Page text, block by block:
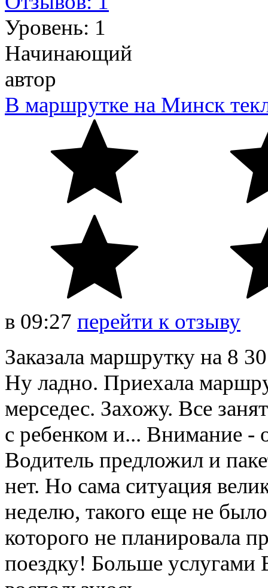
Уровень: 1
Начинающий
автор
В маршрутке на Минск
в 09:27 перейти к отзыву
Заказала маршрутку на 8
Ну ладно. Приехала
мерседес. Захожу. Все
с ребенком и... Внимание -
Водитель предложил и
нет. Но сама ситуация
неделю, такого еще не
которого не планировала
поездку! Больше услугами